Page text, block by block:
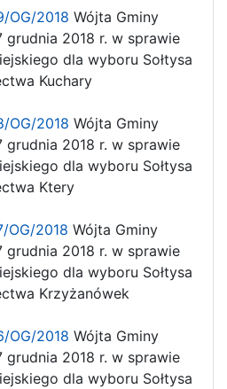
OG/2018 Wójta Gminy
grudnia 2018 r. w sprawie
dla wyboru Sołtysa
Kuchary
OG/2018 Wójta Gminy
grudnia 2018 r. w sprawie
dla wyboru Sołtysa
Ktery
OG/2018 Wójta Gminy
grudnia 2018 r. w sprawie
dla wyboru Sołtysa
Krzyżanówek
OG/2018 Wójta Gminy
grudnia 2018 r. w sprawie
dla wyboru Sołtysa